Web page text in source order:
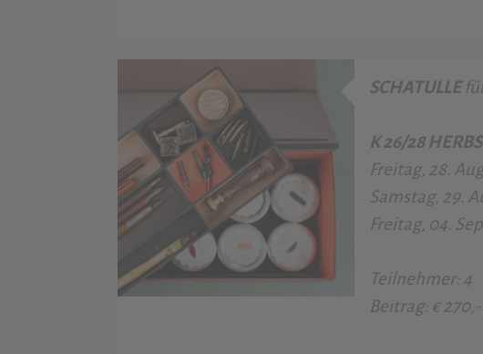
SCHATULLE
K 26/28
Freitag, 28.
Samstag, 29.
Freitag, 04.
Teilnehmer: 4
Beitrag: €